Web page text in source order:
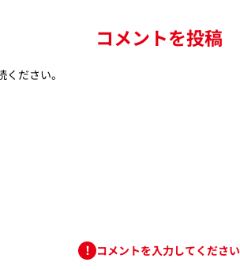
コメントを投稿
ください。
コメントを入力してください